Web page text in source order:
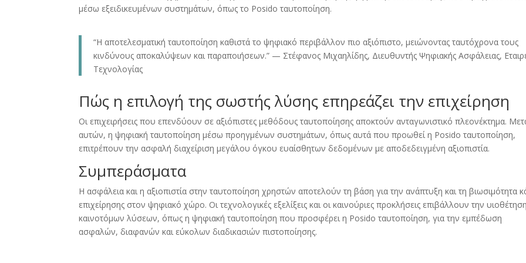
μέσω εξειδικευμένων συστημάτων, όπως το Posido ταυτοποίηση.
“Η αποτελεσματική ταυτοποίηση καθιστά το ψηφιακό περιβάλλον πιο αξιόπιστο, μειώνοντας ταυτόχρονα τους
κινδύνους αποκαλύψεων και παραποιήσεων.” — Στέφανος Μιχαηλίδης, Διευθυντής Ψηφιακής Ασφάλειας,
Τεχνολογίας
Πώς η επιλογή της σωστής λύσης επηρεάζει την επιχείρηση
Οι επιχειρήσεις που επενδύουν σε αξιόπιστες μεθόδους ταυτοποίησης αποκτούν ανταγωνιστικό πλεονέκτημα.
αυτών, η ψηφιακή ταυτοποίηση μέσω προηγμένων συστημάτων, όπως αυτά που προωθεί η Posido ταυτοποίηση,
επιτρέπουν την ασφαλή διαχείριση μεγάλου όγκου ευαίσθητων δεδομένων με αποδεδειγμένη αξιοπιστία.
Συμπεράσματα
Η ασφάλεια και η αξιοπιστία στην ταυτοποίηση χρηστών αποτελούν τη βάση για την ανάπτυξη και τη βιωσιμότητα
επιχείρησης στον ψηφιακό χώρο. Οι τεχνολογικές εξελίξεις και οι καινούριες προκλήσεις επιβάλλουν την υιοθέτηση
καινοτόμων λύσεων, όπως η ψηφιακή ταυτοποίηση που προσφέρει η Posido ταυτοποίηση, για την εμπέδωση
ασφαλών, διαφανών και εύκολων διαδικασιών πιστοποίησης.